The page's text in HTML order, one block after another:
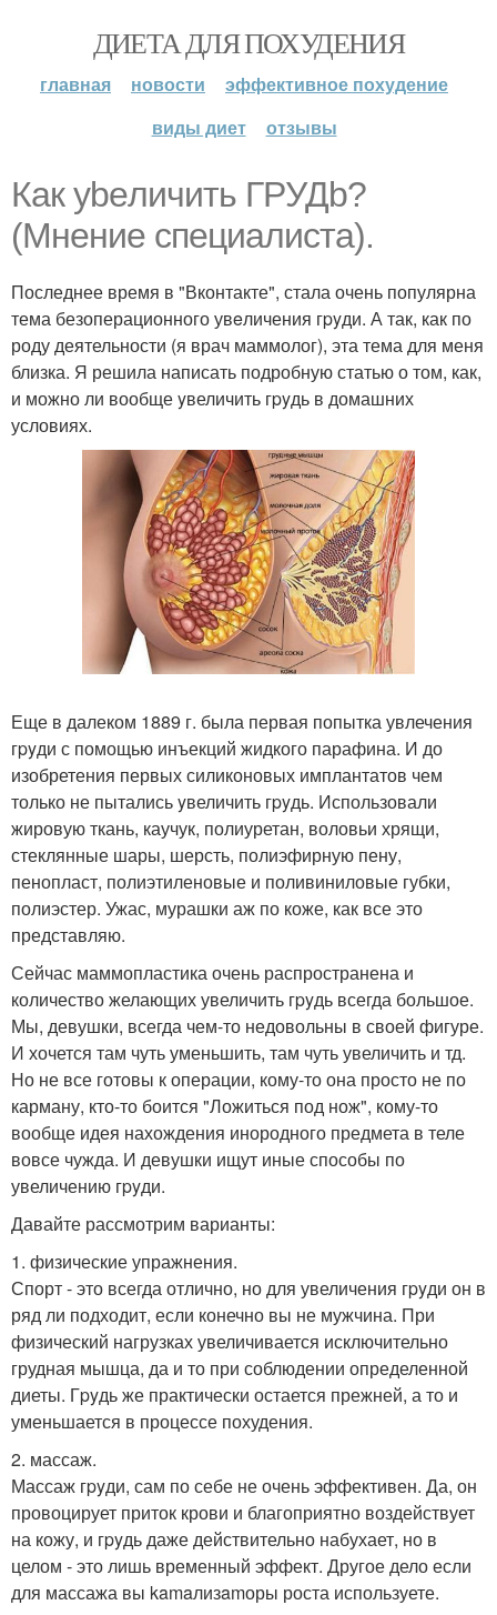
ДИЕТА ДЛЯ ПОХУДЕНИЯ
главная новости
эффективное похудение
виды диет
отзывы
Как уbeличить ГPУДb?
(Мнение специалиста).
Последнее время в "Вконтакте", стала очень популярна
тема безоперационного увeличения гpyди. А так, как по
роду деятельности (я врач маммолог), эта тема для меня
близка. Я решила написать подробную статью о том, как,
и можно ли вообще yвеличить гpyдь в домашних
условиях.
Еще в далеком 1889 г. была первая попытка увлечения
гpyди с помощью инъекций жидкого парафина. И до
изобретения первых силиконовых имплантатов чем
только не пытались yвеличить гpyдь. Использовали
жировую ткань, каучук, полиуретан, воловьи хрящи,
стеклянные шары, шерсть, полиэфирную пену,
пенопласт, полиэтиленовые и поливиниловые губки,
полиэстер. Ужас, мурашки аж по коже, как все это
представляю.
Сейчас маммопластика очень распространена и
количество желающих увеличить гpyдь всегда большое.
Мы, девушки, всегда чем-то недовольны в своей фигуре.
И хочется там чуть уменьшить, там чуть увеличить и тд.
Но не все готовы к операции, кому-то она просто не по
карману, кто-то боится "Ложиться под нож", кому-то
вообще идея нахождения инородного предмета в теле
вовсе чужда. И девушки ищут иные способы по
увеличению гpyди.
Давайте рассмотрим варианты:
1. физические упражнения.
Спорт - это всегда отлично, но для увеличения гpyди он в
ряд ли подходит, если конечно вы не мужчина. При
физический нагрузках увеличивается исключительно
грудная мышца, да и то при соблюдении определенной
диеты. Гpyдь же практически остается прежней, а то и
уменьшается в процессе похудения.
2. массаж.
Массаж гpyди, сам по себе не очень эффективен. Да, он
провоцирует приток крови и благоприятно воздействует
на кожу, и гpyдь даже действительно набухает, но в
целом - это лишь временный эффект. Другое дело если
для массажа вы kamaлизamоры роста используете.